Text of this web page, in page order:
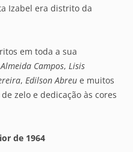
Izabel era distrito da
em toda a sua
Campos, Lisis
, Edilson Abreu e muitos
zelo e dedicação às cores
de 1964